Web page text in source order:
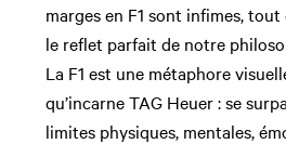
marges en F1 sont infimes,
le reflet parfait de notre
La F1 est une métaphore
qu’incarne TAG Heuer : se
limites physiques, mentales,